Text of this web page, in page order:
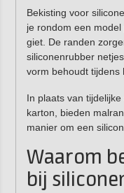
Bekisting voor
je rondom een
giet. De randen
siliconenrubber
vorm behoudt tijdens
In plaats van
karton, bieden
manier om een
Waarom
bij